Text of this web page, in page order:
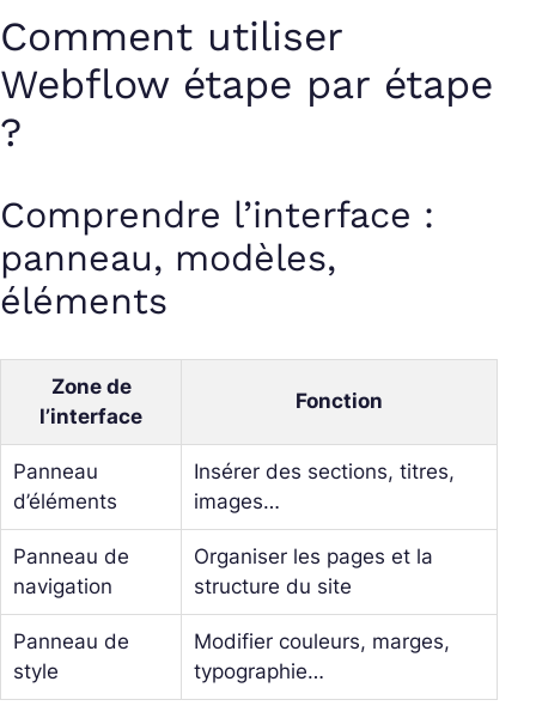
Comment utiliser
Webflow étape par étape
?
Comprendre l’interface :
panneau, modèles,
éléments
Zone de
l’interface
Fonction
Panneau
d’éléments
Insérer des sections, titres,
images…
Panneau de
navigation
Organiser les pages et la
structure du site
Panneau de
style
Modifier couleurs, marges,
typographie…